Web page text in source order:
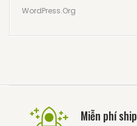
WordPress.org
Miễn phí ship